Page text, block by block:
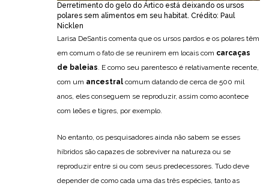
Derretimento do gelo do Ártico está deixando os ursos
polares sem alimentos em seu habitat. Crédito: Paul
Nicklen
Larisa DeSantis comenta que os ursos pardos e os polares têm
em comum o fato de se reunirem em locais com carcaças
de baleias . E como seu parentesco é relativamente recente,
com um ancestral comum datando de cerca de 500 mil
anos, eles conseguem se reproduzir, assim como acontece
com leões e tigres, por exemplo.
No entanto, os pesquisadores ainda não sabem se esses
híbridos são capazes de sobreviver na natureza ou se
reproduzir entre si ou com seus predecessores. Tudo deve
depender de como cada uma das três espécies, tanto as